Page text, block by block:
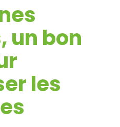
un bon
les